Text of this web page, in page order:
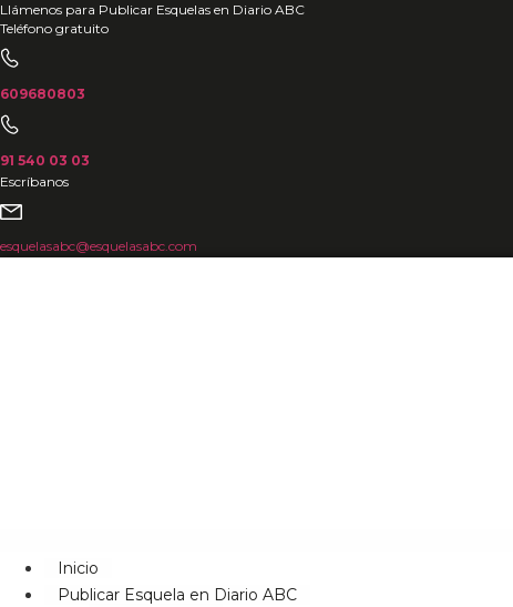
Ir
al
contenido
Llámenos para Publicar Esquelas en Diario ABC
Teléfono gratuito
609680803
91 540 03 03
Escríbanos
esquelasabc@esquelasabc.com
Inicio
Publicar Esquela en Diario ABC